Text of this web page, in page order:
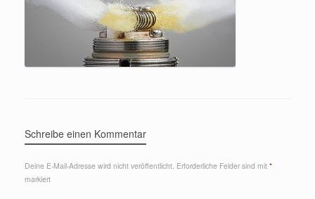
Schreibe einen Kommentar
Deine E-Mail-Adresse wird nicht veröffentlicht. Erforderliche Felder sind mit *
markiert